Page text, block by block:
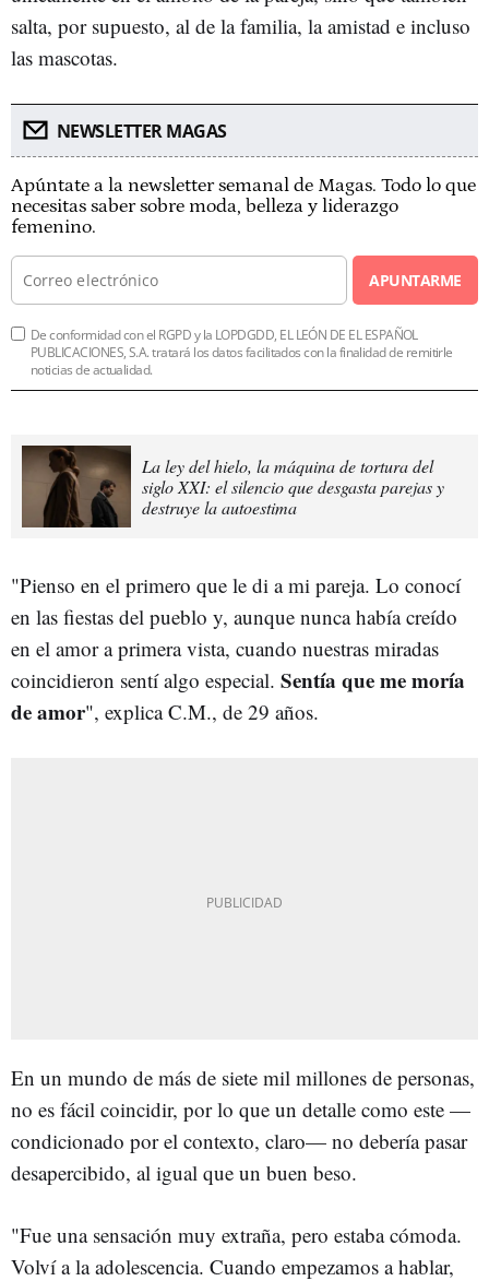
salta, por supuesto, al de la familia, la amistad e incluso
las mascotas.
NEWSLETTER MAGAS
Apúntate a la newsletter semanal de Magas. Todo lo que
necesitas saber sobre moda, belleza y liderazgo
femenino.
APUNTARME
De conformidad con el RGPD y la LOPDGDD, EL LEÓN DE EL ESPAÑOL
PUBLICACIONES, S.A. tratará los datos facilitados con la finalidad de remitirle
noticias de actualidad.
La ley del hielo, la máquina de tortura del
siglo XXI: el silencio que desgasta parejas y
destruye la autoestima
"Pienso en el primero que le di a mi pareja. Lo conocí
en las fiestas del pueblo y, aunque nunca había creído
en el amor a primera vista, cuando nuestras miradas
coincidieron sentí algo especial. Sentía que me moría
de amor", explica C.M., de 29 años.
En un mundo de más de siete mil millones de personas,
no es fácil coincidir, por lo que un detalle como este —
condicionado por el contexto, claro— no debería pasar
desapercibido, al igual que un buen beso.
"Fue una sensación muy extraña, pero estaba cómoda.
Volví a la adolescencia. Cuando empezamos a hablar,